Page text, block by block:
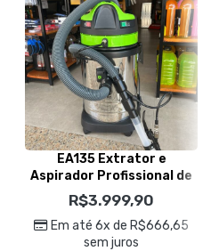
EA135 Extrator e
Aspirador Profissional de
Pó/Líquidos 35L 220v –
IPC Brasil
R$3.999,90
Em até 6x de R$666,65
sem juros